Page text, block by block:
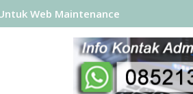
Web Maintenance